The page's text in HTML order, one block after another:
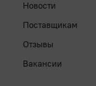
Новости
Поставщикам
Отзывы
Вакансии